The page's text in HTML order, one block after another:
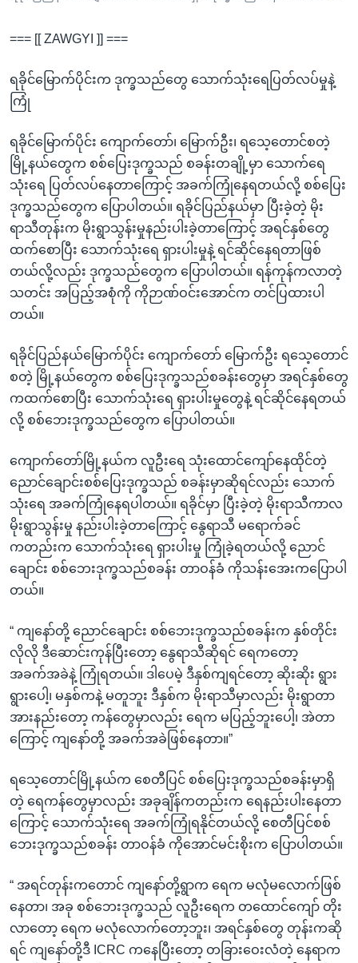
ရှာဖွေ
နေရာ
ရန်
=== [[ ZAWGYI ]] ===
ရခိုင်မြောက်ပိုင်းက ဒုက္ခသည်တွေ သောက်သုံးရေပြတ်လပ်မှုနဲ့
ကြုံ
ရခိုင်မြောက်ပိုင်း ကျောက်တော်၊ မြောက်ဦး၊ ရသေ့တောင်စတဲ့
မြို့နယ်တွေက စစ်ပြေးဒုက္ခသည် စခန်းတချို့မှာ သောက်ရေ
သုံးရေ ပြတ်လပ်နေတာကြောင့် အခက်ကြုံနေရတယ်လို့ စစ်ပြေး
ဒုက္ခသည်တွေက ပြောပါတယ်။ ရခိုင်ပြည်နယ်မှာ ပြီးခဲ့တဲ့ မိုး
ရာသီတုန်းက မိုးရွာသွန်းမှုနည်းပါးခဲ့တာကြောင့် အရင်နှစ်တွေ
ထက်စောပြီး သောက်သုံးရေ ရှားပါးမှုနဲ့ ရင်ဆိုင်နေရတာဖြစ်
တယ်လို့လည်း ဒုက္ခသည်တွေက ပြောပါတယ်။ ရန်ကုန်ကလာတဲ့
သတင်း အပြည့်အစုံကို ကိုဉာဏ်ဝင်းအောင်က တင်ပြထားပါ
တယ်။
ရခိုင်ပြည်နယ်မြောက်ပိုင်း ကျောက်တော် မြောက်ဦး ရသေ့တောင်
စတဲ့ မြို့နယ်တွေက စစ်ပြေးဒုက္ခသည်စခန်းတွေမှာ အရင်နှစ်တွေ
ကထက်စောပြီး သောက်သုံးရေ ရှားပါးမှုတွေနဲ့ ရင်ဆိုင်နေရတယ်
လို့ စစ်ဘေးဒုက္ခသည်တွေက ပြောပါတယ်။
ကျောက်တော်မြို့နယ်က လူဦးရေ သုံးထောင်ကျော်နေထိုင်တဲ့
ညောင်ချောင်းစစ်ပြေးဒုက္ခသည် စခန်းမှာဆိုရင်လည်း သောက်
သုံးရေ အခက်ကြုံနေရပါတယ်။ ရခိုင်မှာ ပြီးခဲ့တဲ့ မိုးရာသီကာလ
မိုးရွာသွန်းမှု နည်းပါးခဲ့တာကြောင့် နွေရာသီ မရောက်ခင်
ကတည်းက သောက်သုံးရေ ရှားပါးမှု ကြုံခဲ့ရတယ်လို့ ညောင်
ချောင်း စစ်ဘေးဒုက္ခသည်စခန်း တာဝန်ခံ ကိုသန်းအေးကပြောပါ
တယ်။
“ ကျနော်တို့ ညောင်ချောင်း စစ်ဘေးဒုက္ခသည်စခန်းက နှစ်တိုင်း
လိုလို ဒီဆောင်းကုန်ပြီးတော့ နွေရာသီဆိုရင် ရေကတော့
အခက်အခဲနဲ့ ကြုံရတယ်။ ဒါပေမဲ့ ဒီနှစ်ကျရင်တော့ ဆိုးဆိုး ရွား
ရွားပေါ့၊ မနှစ်ကနဲ့ မတူဘူး ဒီနှစ်က မိုးရာသီမှာလည်း မိုးရွာတာ
အားနည်းတော့ ကန်တွေမှာလည်း ရေက မပြည့်ဘူးပေါ့၊ အဲတာ
ကြောင့် ကျနော်တို့ အခက်အခဲဖြစ်နေတာ။”
ရသေ့တောင်မြို့နယ်က စေတီပြင် စစ်ပြေးဒုက္ခသည်စခန်းမှာရှိ
တဲ့ ရေကန်တွေမှာလည်း အခုချိန်ကတည်းက ရေနည်းပါးနေတာ
ကြောင့် သောက်သုံးရေ အခက်ကြုံရနိုင်တယ်လို့ စေတီပြင်စစ်
ဘေးဒုက္ခသည်စခန်း တာဝန်ခံ ကိုအောင်မင်းစိုးက ပြောပါတယ်။
“ အရင်တုန်းကတောင် ကျနော်တို့ရွာက ရေက မလုံမလောက်ဖြစ်
နေတာ၊ အခု စစ်ဘေးဒုက္ခသည် လူဦးရေက တထောင်ကျော် တိုး
လာတော့ ရေက မလုံလောက်တော့ဘူး၊ အရင်နှစ်တွေ တုန်းကဆို
ရင် ကျနော်တို့ဒီ ICRC ကနေပြီးတော့ တခြားဝေးလံတဲ့ နေရာက